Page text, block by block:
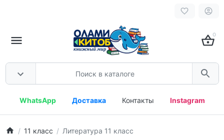
0
WhatsApp Доставка Контакты Instagram
11 класс Литература 11 класс